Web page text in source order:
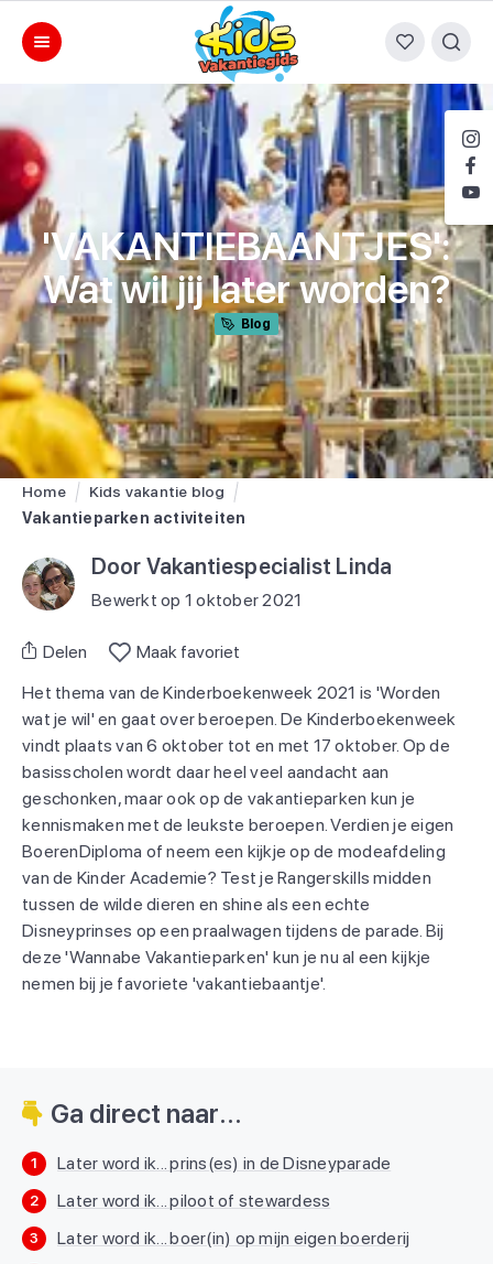
'VAKANTIEBAANTJES':
Wat wil jij later worden?
Blog
Home
Kids vakantie blog
Vakantieparken activiteiten
Door Vakantiespecialist Linda
Bewerkt op 1 oktober 2021
Delen
Maak favoriet
Het thema van de Kinderboekenweek 2021 is 'Worden
wat je wil' en gaat over beroepen. De Kinderboekenweek
vindt plaats van 6 oktober tot en met 17 oktober. Op de
basisscholen wordt daar heel veel aandacht aan
geschonken, maar ook op de vakantieparken kun je
kennismaken met de leukste beroepen. Verdien je eigen
BoerenDiploma of neem een kijkje op de modeafdeling
van de Kinder Academie? Test je Rangerskills midden
tussen de wilde dieren en shine als een echte
Disneyprinses op een praalwagen tijdens de parade. Bij
deze 'Wannabe Vakantieparken' kun je nu al een kijkje
nemen bij je favoriete 'vakantiebaantje'.
Ga direct naar...
1 Later word ik... prins(es) in de Disneyparade
2 Later word ik... piloot of stewardess
3 Later word ik... boer(in) op mijn eigen boerderij